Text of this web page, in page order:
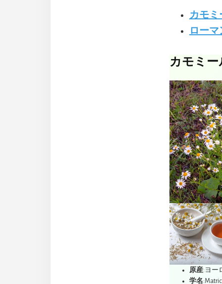
カモミ
ロー
カモミー
原産:ヨー
学名